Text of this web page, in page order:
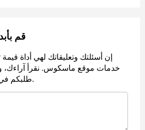
قم
إن أسئلتك وتعليقاتك لهي أداة
خدمات موقع ماسكوس. نقرأ آراءك،
طلبكم في أسرع وقت ممكن.